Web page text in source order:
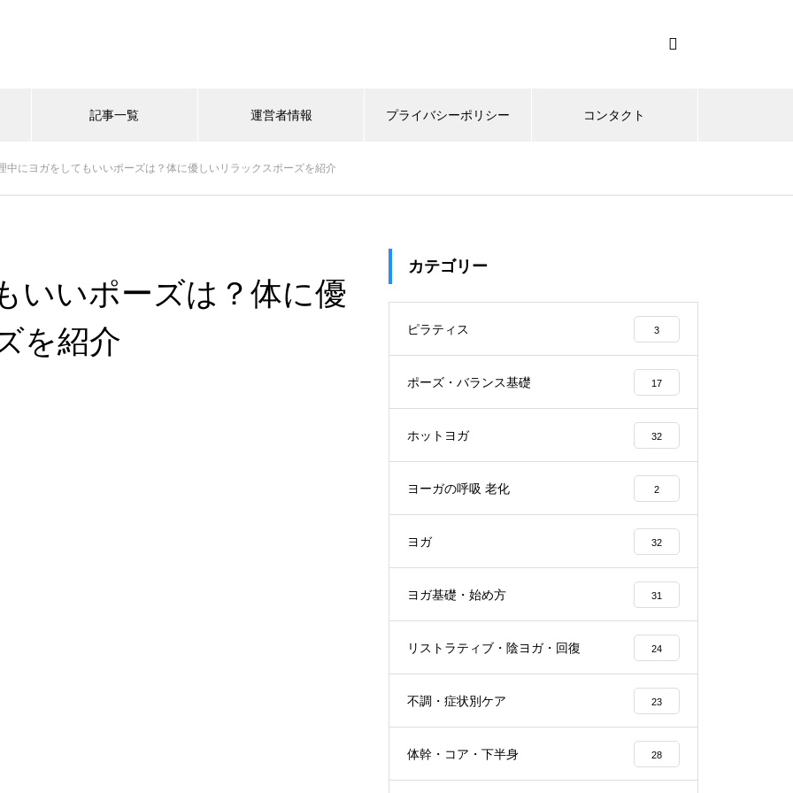
記事一覧 運営者情報 プライバシーポリシー コンタクト
中にヨガをしてもいいポーズは？体に優しいリラックスポーズを紹介
いいポーズは？体に優
を紹介
カテゴリー
ピラティス 3
ポーズ・バランス基礎 17
ホットヨガ 32
ヨーガの呼吸 老化 2
ヨガ 32
ヨガ基礎・始め方 31
リストラティブ・陰ヨガ・回復 24
不調・症状別ケア 23
体幹・コア・下半身 28